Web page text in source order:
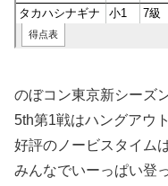
のぼコン東京新シーズ
5th第1戦はハングアウ
好評のノービスタイム
みんなでいーっぱい登